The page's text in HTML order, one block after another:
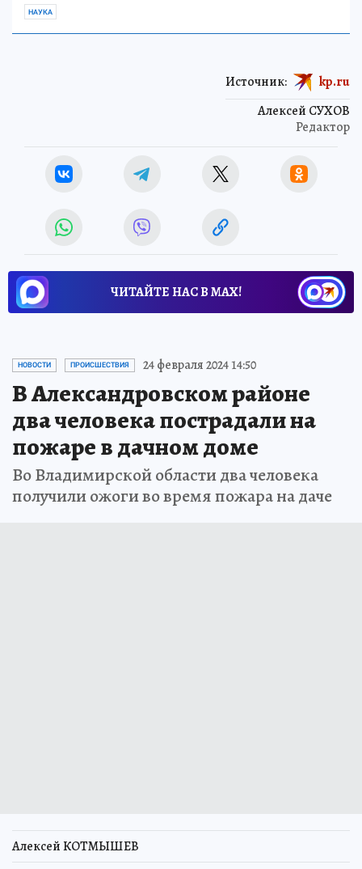
НАУКА
Алексей СУХОВ
Редактор
Источник: kp.ru
ЧИТАЙТЕ НАС В МАХ!
НОВОСТИ ПРОИСШЕСТВИЯ 24 февраля 2024 14:50
В Александровском районе
два человека пострадали на
пожаре в дачном доме
Во Владимирской области два человека
получили ожоги во время пожара на даче
Алексей КОТМЫШЕВ